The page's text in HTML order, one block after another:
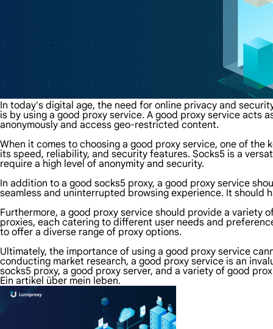
In today's digital age, the need for online privacy and
is by using a good proxy service. A good proxy service acts
anonymously and access geo-restricted content.
When it comes to choosing a good proxy service, one of
its speed, reliability, and security features. Socks5 is a
require a high level of anonymity and security.
In addition to a good socks5 proxy, a good proxy service
seamless and uninterrupted browsing experience. It should
Furthermore, a good proxy service should provide a variety
proxies, each catering to different user needs and
to offer a diverse range of proxy options.
Ultimately, the importance of using a good proxy service
conducting market research, a good proxy service is an
socks5 proxy, a good proxy server, and a variety of good
Ein artikel über mein leben.